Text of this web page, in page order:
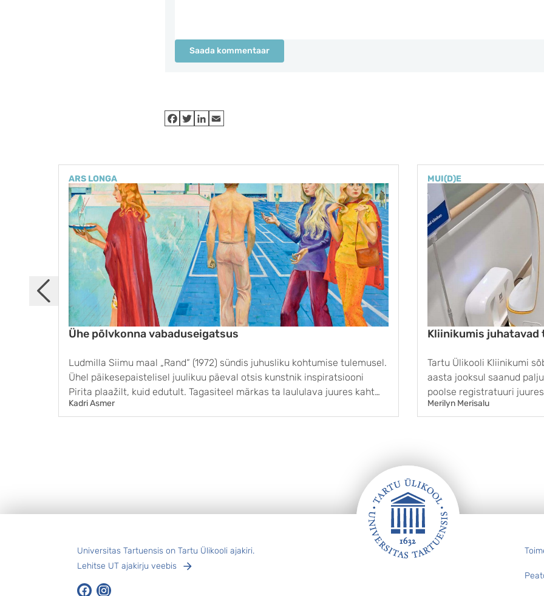
Saada kommentaar
ARS LONGA
Ühe põlvkonna vabaduseigatsus
Ludmilla Siimu maal „Rand“ (1972) sündis juhusliku kohtu­mise tulemusel.
Ühel päikesepaistelisel juulikuu päeval otsis kunstnik inspiratsiooni
Pirita plaažilt, kuid edutult. Tagasiteel märkas ta laululava juures kaht
noort heledapäist naist. Miski neis sundis teda mootorrattal
tagasipööret tegema ja end neile tutvustama. ...
Kadri Asmer
MUI(D)E
Kliinikumis juhatavad
Tartu Ülikooli Kliinikumi
aasta jooksul saanud
poolse registra­tuuri
tänava pool Linda. 2024.
navigatsiooni­robotite
Merilyn Merisalu
Universitas Tartuensis on Tartu Ülikooli ajakiri.
Lehitse UT ajakirju veebis
FacebookInstagram